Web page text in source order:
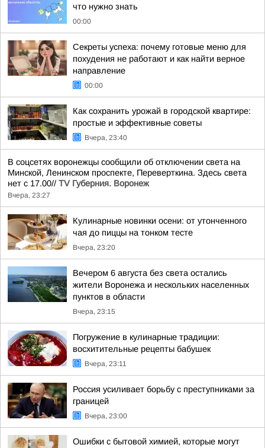
что нужно знать
00:00
Секреты успеха: почему готовые меню для
похудения не работают и как найти верное
направление
00:00
Как сохранить урожай в городской квартире:
простые и эффективные советы
Вчера, 23:40
В соцсетях воронежцы сообщили об отключении света на
Минской, Ленинском проспекте, Переверткина. Здесь света
нет с 17.00// TV Губерния. Воронеж
Вчера, 23:27
Кулинарные новинки осени: от утонченного
чая до пиццы на тонком тесте
Вчера, 23:20
Вечером 6 августа без света остались
жители Воронежа и нескольких населенных
пунктов в области
Вчера, 23:15
Погружение в кулинарные традиции:
восхитительные рецепты бабушек
Вчера, 23:11
Россия усиливает борьбу с преступниками за
границей
Вчера, 23:00
Ошибки с бытовой химией, которые могут